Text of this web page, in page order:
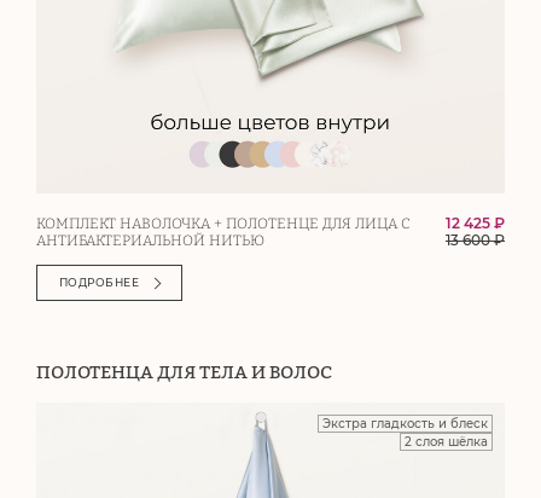
КОМПЛЕКТ НАВОЛОЧКА + ПОЛОТЕНЦЕ ДЛЯ ЛИЦА С
АНТИБАКТЕРИАЛЬНОЙ НИТЬЮ
12 425 ₽
13 600₽
ПОДРОБНЕЕ
ПОЛОТЕНЦА ДЛЯ ТЕЛА И ВОЛОС
Экстра гладкость и блеск
2 слоя шёлка